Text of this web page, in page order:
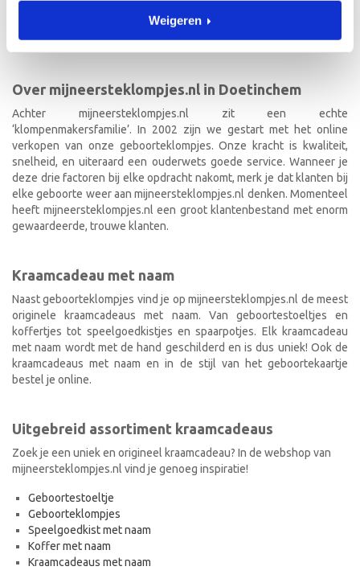
Weigeren
de geboorteklompjes met de hand en indien gewenst in de stijl van
het geboortekaartje!
Over mijneersteklompjes.nl in Doetinchem
Achter mijneersteklompjes.nl zit een echte
‘klompenmakersfamilie’. In 2002 zijn we gestart met het online
verkopen van onze geboorteklompjes. Onze kracht is kwaliteit,
snelheid, en uiteraard een ouderwets goede service. Wanneer je
deze drie factoren bij elke opdracht nakomt, merk je dat klanten bij
elke geboorte weer aan mijneersteklompjes.nl denken. Momenteel
heeft mijneersteklompjes.nl een groot klantenbestand met enorm
gewaardeerde, trouwe klanten.
Kraamcadeau met naam
Naast geboorteklompjes vind je op mijneersteklompjes.nl de meest
originele kraamcadeaus met naam. Van geboortestoeltjes en
koffertjes tot speelgoedkistjes en spaarpotjes. Elk kraamcadeau
met naam wordt met de hand geschilderd en is dus uniek! Ook de
kraamcadeaus met naam en in de stijl van het geboortekaartje
bestel je online.
Uitgebreid assortiment kraamcadeaus
Zoek je een uniek en origineel kraamcadeau? In de webshop van
mijneersteklompjes.nl vind je genoeg inspiratie!
Geboortestoeltje
Geboorteklompjes
Speelgoedkist met naam
Koffer met naam
Kraamcadeaus met naam